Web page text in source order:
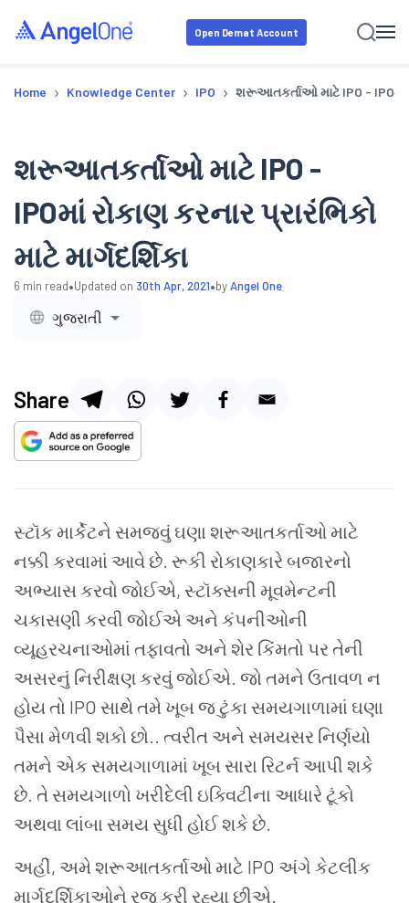
Open Demat Account
Home › Knowledge Center › IPO › શરૂઆતકર્તાઓ માટે IPO - IPOમાં
શરૂઆતકર્તાઓ માટે IPO -
IPOમાં રોકાણ કરનાર પ્રારંભિકો
માટે માર્ગદર્શિકા
6 min read•Updated on 30th Apr, 2021•byAngel One
ગુજરાતી
Share
સ્ટૉકમાર્કેટને સમજવુંઘણા શરૂઆતકર્તાઓમાટે
નક્કી કરવામાં આવે છે. રૂકી રોકાણકારેબજારનો
અભ્યાસકરવો જોઈએ, સ્ટૉક્સની મૂવમેન્ટની
ચકાસણી કરવી જોઈએ અને કંપનીઓની
વ્યૂહરચનાઓમાં તફાવતો અને શેર કિંમતો પરતેની
અસરનું નિરીક્ષણકરવુંજોઈએ. જો તમને ઉતાવળ ન
હોય તો IPO સાથેતમેખૂબજટુંકા સમયગાળામાં ઘણા
પૈસા મેળવી શકો છો.. ત્વરીત અને સમયસર નિર્ણયો
તમને એક સમયગાળામાં ખૂબ સારા રિટર્ન આપી શકે
છે. તે સમયગાળો ખરીદેલી ઇક્વિટીના આધારેટૂંકો
અથવા લાંબા સમય સુધી હોઈશકે છે.
અહીં, અમેશરૂઆતકર્તાઓમાટે IPO અંગે કેટલીક
માર્ગદર્શિકાઓને રજૂ કરી રહ્યા છીએ.